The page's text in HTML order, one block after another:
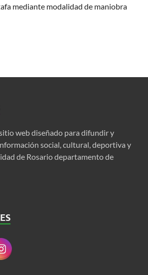
mediante modalidad de maniobra
web diseñado para difundir y
social, cultural, deportiva y
de Rosario departamento de